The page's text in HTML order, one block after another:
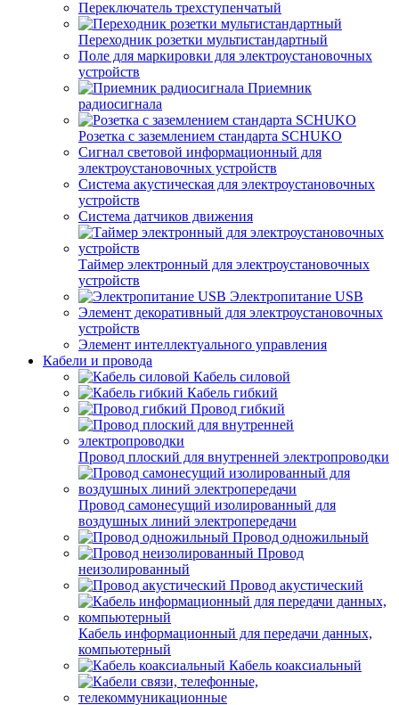
Переключатель трехступенчатый
Переходник розетки мультистандартный
Поле для маркировки для электроустановочных
устройств
Приемник
радиосигнала
Розетка с заземлением стандарта SCHUKO
Сигнал световой информационный для
электроустановочных устройств
Система акустическая для электроустановочных
устройств
Система датчиков движения
Таймер электронный для электроустановочных
устройств
Электропитание USB
Элемент декоративный для электроустановочных
устройств
Элемент интеллектуального управления
Кабели и провода
Кабель силовой
Кабель гибкий
Провод гибкий
Провод плоский для внутренней электропроводки
Провод самонесущий изолированный для
воздушных линий электропередачи
Провод одножильный
Провод
неизолированный
Провод акустический
Кабель информационный для передачи данных,
компьютерный
Кабель коаксиальный